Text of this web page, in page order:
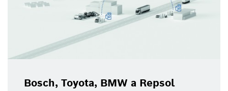
Bosch, Toyota, BMW a Repsol